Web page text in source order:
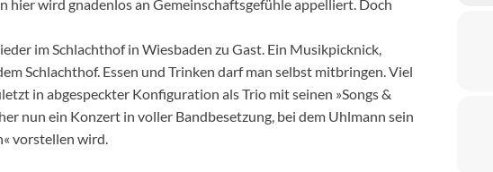
hier wird gnadenlos an Gemeinschaftsgefühle appelliert. Doch
im Schlachthof in Wiesbaden zu Gast. Ein Musikpicknick,
Schlachthof. Essen und Trinken darf man selbst mitbringen. Viel
in abgespeckter Konfiguration als Trio mit seinen »Songs &
nun ein Konzert in voller Bandbesetzung, bei dem Uhlmann sein
vorstellen wird.